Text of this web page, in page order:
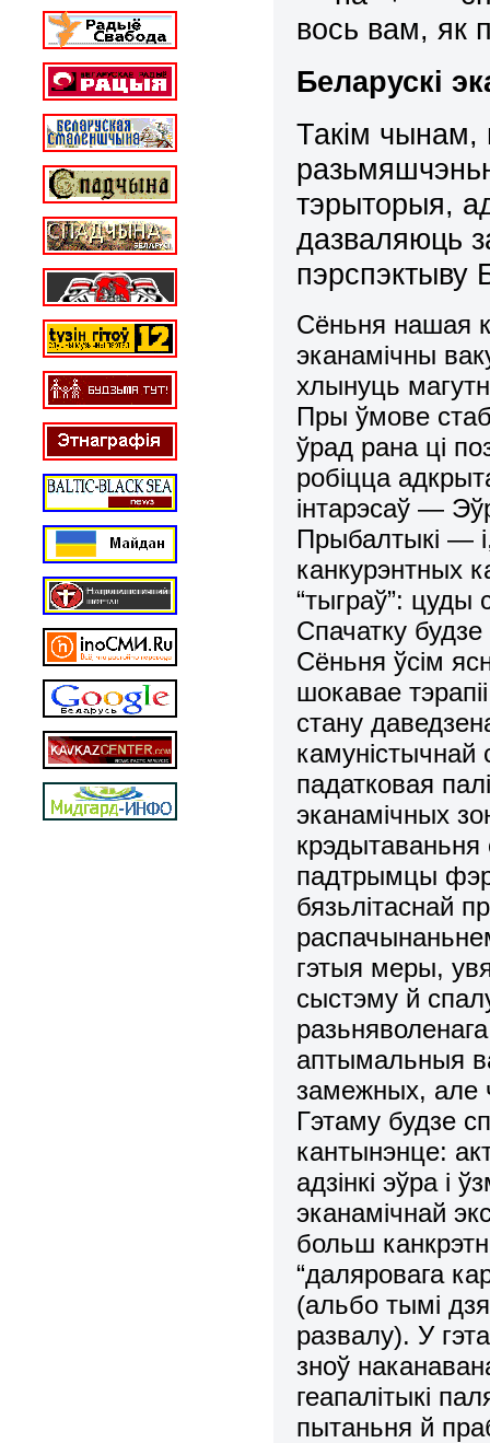
вось вам, як
Беларускі
Такім чынам,
тэрыторыя,
дазваляюць
пэрспэктыву
Сёньня нашая
эканамічны
хлынуць
Пры ўмове
ўрад рана ці
робіцца
інтарэсаў —
Прыбалтыкі —
канкурэнтных
“тыграў”: цуды
Спачатку
Сёньня ўсім
шокавае
стану
падатковая
эканамічных
крэдытаваньня
падтрымцы
бязьлітаснай
гэтыя меры,
сыстэму й
аптымальныя
замежных, але
Гэтаму будзе
кантынэнце:
адзінкі эўра і
эканамічнай
больш
“даляровага
(альбо тымі
развалу). У
зноў
геапалітыкі
пытаньня й